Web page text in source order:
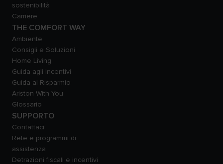
sostenibilità
Carriere
THE COMFORT WAY
Ambiente
Consigli e Soluzioni
Home Living
Guida agli Incentivi
Guida al Risparmio
Ariston With You
Glossario
SUPPORTO
Contattaci
Rete e programmi di
assistenza
Detrazioni fiscali e incentivi